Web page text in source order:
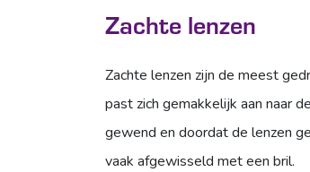
Zachte lenzen
Zachte lenzen zijn de meest
past zich gemakkelijk aan naar
gewend en doordat de lenzen
vaak afgewisseld met een bril.